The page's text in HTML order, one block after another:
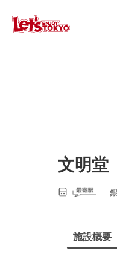
文明
施設概要